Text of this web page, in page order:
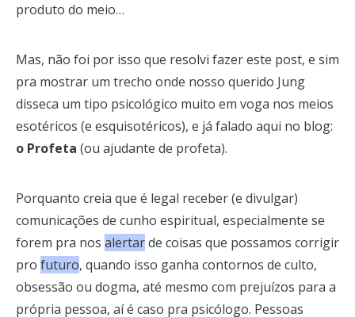
produto do meio…
Mas, não foi por isso que resolvi fazer este post, e sim
pra mostrar um trecho onde nosso querido Jung
disseca um tipo psicológico muito em voga nos meios
esotéricos (e esquisotéricos), e já falado aqui no blog:
o Profeta (ou ajudante de profeta).
Porquanto creia que é legal receber (e divulgar)
comunicações de cunho espiritual, especialmente se
forem pra nos alertarde coisas que possamos corrigir
pro futuro, quando isso ganha contornos de culto,
obsessão ou dogma, até mesmo com prejuízos para a
própria pessoa, aí é caso pra psicólogo. Pessoas